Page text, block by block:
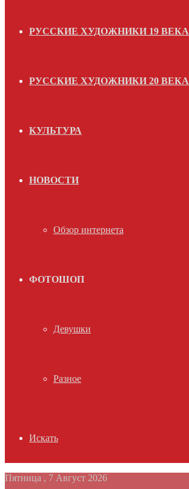
РУССКИЕ ХУДОЖНИКИ 19 ВЕКА
РУССКИЕ ХУДОЖНИКИ 20 ВЕКА
КУЛЬТУРА
НОВОСТИ
Обзор интернета
ФОТОШОП
Девушки
Разное
Искать
Пятница , 7 Август 2026